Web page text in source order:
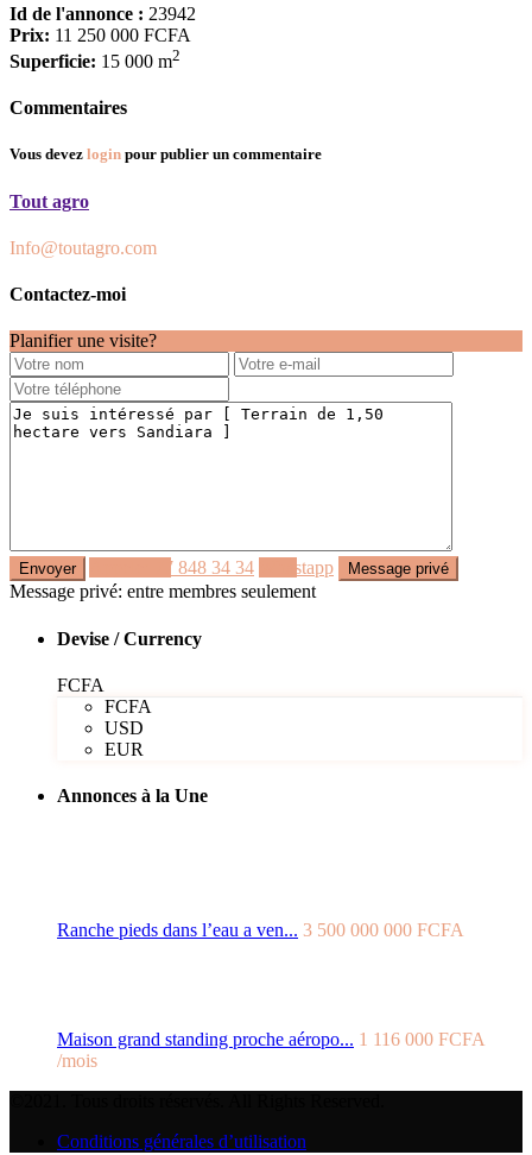
Id de l'annonce : 23942
Prix: 11 250 000 FCFA
Superficie: 15 000 m2
Commentaires
Vous devez login pour publier un commentaire
Tout agro
Info@toutagro.com
Contactez-moi
Planifier une visite?
77 848 34 34
Whastapp
Message privé: entre membres seulement
Devise / Currency
FCFA
FCFA
USD
EUR
Annonces à la Une
Ranche pieds dans l’eau a ven... 3 500 000 000 FCFA
Maison grand standing proche aéropo... 1 116 000 FCFA
/mois
Conditions générales d’utilisation